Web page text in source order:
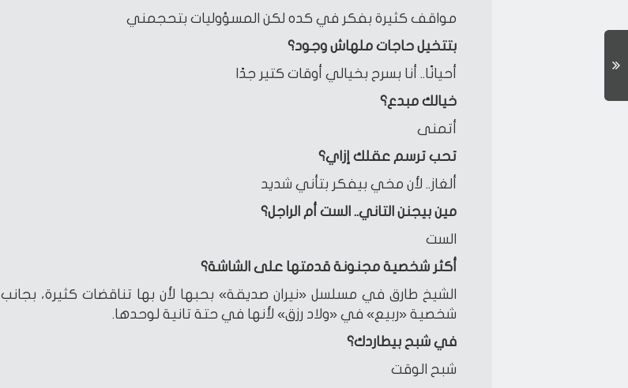
مواقف كثيرة بفكر في كده لكن المسؤوليات بتحجمني
بتتخيل حاجات ملهاش وجود؟
أحيانًا.. أنا بسرح بخيالي أوقات كتير جدًا
خيالك مبدع؟
أتمنى
تحب ترسم عقلك إزاي؟
ألغاز.. لأن مخي بيفكر بتأني شديد
مين بيجنن التاني.. الست أم الراجل؟
الست
أكثر شخصية مجنونة قدمتها على الشاشة؟
الشيخ طارق في مسلسل «نيران صديقة» بحبها لأن بها تناقضات كثيرة، بجانب
شخصية «ربيع» في «ولاد رزق» لأنها في حتة تانية لوحدها.
في شبح بيطاردك؟
شبح الوقت